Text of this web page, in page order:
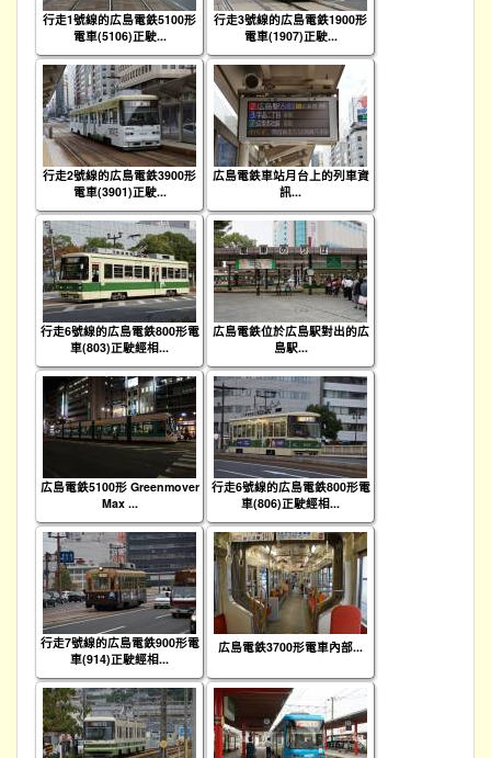
行走1號線的広島電鉄5100形
電車(5106)正駛...
行走3號線的広島電鉄1900形
電車(1907)正駛...
行走2號線的広島電鉄3900形
電車(3901)正駛...
広島電鉄車站月台上的列車資
訊...
行走6號線的広島電鉄800形電
車(803)正駛經相...
広島電鉄位於広島駅對出的広
島駅...
広島電鉄5100形 Greenmover
Max ...
行走6號線的広島電鉄800形電
車(806)正駛經相...
行走7號線的広島電鉄900形電
車(914)正駛經相...
広島電鉄3700形電車內部...